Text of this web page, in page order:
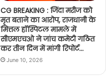
CG BREAKING : जिंदा मरीज को
मृत बताने का आरोप, राजधानी के
मित्तल हॉस्पिटल मामले में
सीएमएचओ ने जांच कमेटी गठित
कर तीन दिन में मांगी रिपोर्ट…
June 10, 2026